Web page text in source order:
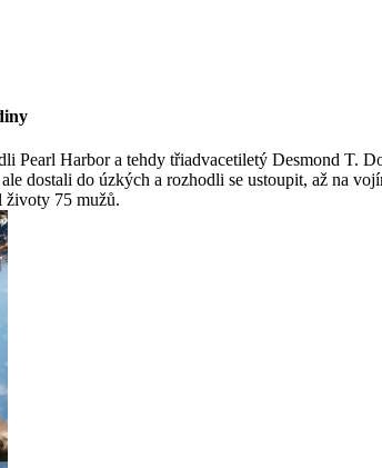
Pearl Harbor a tehdy třiadvacetiletý Desmond T.
dostali do úzkých a rozhodli se ustoupit, až na
životy 75 mužů.